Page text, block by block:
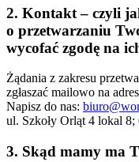
2. Kontakt – czyli
o przetwarzaniu
wycofać zgodę na
Żądania z zakresu
zgłaszać mailowo na
Napisz do nas:
ul. Szkoły Orląt 4 lokal 8;
3. Skąd mamy ma